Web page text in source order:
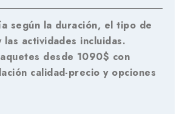
según la duración, el tipo de
las actividades incluidas.
desde 1090$ con
calidad-precio y opciones